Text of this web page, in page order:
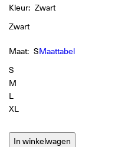
Kleur: Zwart
Zwart
Maat: SMaattabel
S
M
L
XL
In winkelwagen